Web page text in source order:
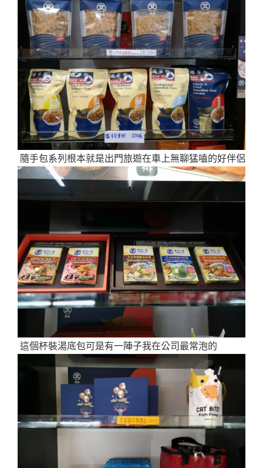
隨手包系列根本就是出門旅遊在車上無聊猛嗑的好伴侶
這個杯裝湯底包可是有一陣子我在公司最常泡的